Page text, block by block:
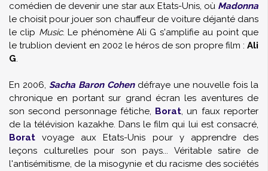
comédien de devenir une star aux Etats-Unis, où Madonna
le choisit pour jouer son chauffeur de voiture déjanté dans
le clip Music. Le phénomène Ali G s'amplifie au point que
le trublion devient en 2002 le héros de son propre film : Ali
G.
En 2006, Sacha Baron Cohendéfraye une nouvelle fois la
chronique en portant sur grand écran les aventures de
son second personnage fétiche, Borat, un faux reporter
de la télévision kazakhe. Dans le film qui lui est consacré,
Borat voyage aux Etats-Unis pour y apprendre des
leçons culturelles pour son pays... Véritable satire de
l'antisémitisme, de la misogynie et du racisme des sociétés